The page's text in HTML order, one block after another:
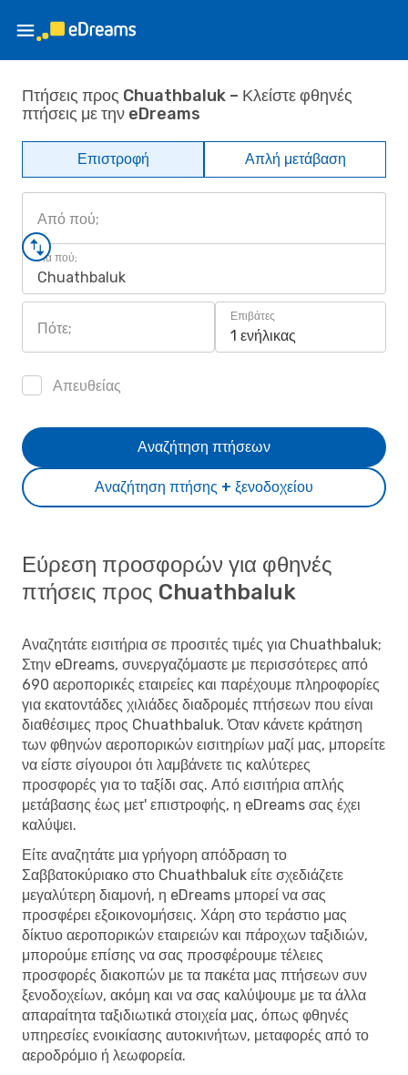
Πτήσεις προς Chuathbaluk – Κλείστε φθηνές
πτήσεις με την eDreams
Επιστροφή Απλή μετάβαση
Από πού;
Για πού;
Chuathbaluk
Πότε;
Επιβάτες
1 ενήλικας
Απευθείας
Αναζήτηση πτήσης + ξενοδοχείου
Αναζήτηση πτήσεων
Εύρεση προσφορών για φθηνές
πτήσεις προς Chuathbaluk
Αναζητάτε εισιτήρια σε προσιτές τιμές για Chuathbaluk;
Στην eDreams, συνεργαζόμαστε με περισσότερες από
690 αεροπορικές εταιρείες και παρέχουμε πληροφορίες
για εκατοντάδες χιλιάδες διαδρομές πτήσεων που είναι
διαθέσιμες προς Chuathbaluk. Όταν κάνετε κράτηση
των φθηνών αεροπορικών εισιτηρίων μαζί μας, μπορείτε
να είστε σίγουροι ότι λαμβάνετε τις καλύτερες
προσφορές για το ταξίδι σας. Από εισιτήρια απλής
μετάβασης έως μετ' επιστροφής, η eDreams σας έχει
καλύψει.
Είτε αναζητάτε μια γρήγορη απόδραση το
Σαββατοκύριακο στο Chuathbaluk είτε σχεδιάζετε
μεγαλύτερη διαμονή, η eDreams μπορεί να σας
προσφέρει εξοικονομήσεις. Χάρη στο τεράστιο μας
δίκτυο αεροπορικών εταιρειών και πάροχων ταξιδιών,
μπορούμε επίσης να σας προσφέρουμε τέλειες
προσφορές διακοπών με τα πακέτα μας πτήσεων συν
ξενοδοχείων, ακόμη και να σας καλύψουμε με τα άλλα
απαραίτητα ταξιδιωτικά στοιχεία μας, όπως φθηνές
υπηρεσίες ενοικίασης αυτοκινήτων, μεταφορές από το
αεροδρόμιο ή λεωφορεία.